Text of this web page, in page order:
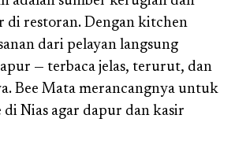
di restoran. Dengan kitchen
dari pelayan langsung
— terbaca jelas, terurut, dan
Bee Mata merancangnya untuk
Nias agar dapur dan kasir